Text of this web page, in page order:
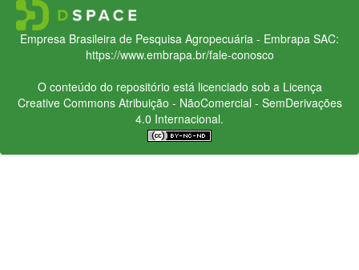
Empresa Brasileira de Pesquisa Agropecuária - Embrapa SAC:
https://www.embrapa.br/fale-conosco
O conteúdo do repositório está licenciado sob a Licença
Creative CommonsAtribuição - NãoComercial - SemDerivações
4.0 Internacional.